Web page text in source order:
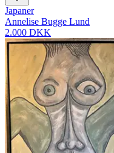
Japaner
Annelise Bugge Lund
2.000 DKK